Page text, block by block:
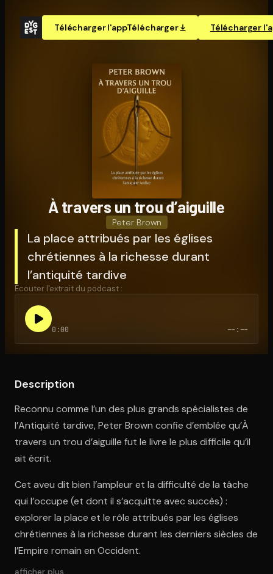
Télécharger l'appTélécharger Télécharger
Ouvre l'app Appareil photo, pointe sur le code. C'est gratuit à
À travers un trou d’aiguille
Peter Brown
La place attribués par les églises
chrétiennes à la richesse durant
l’antiquité tardive
Écouter l'extrait du podcast :
0:00 --:--
Description
Reconnu comme l’un des plus grands spécialistes de
l’Antiquité tardive, Peter Brown confie d’emblée qu’À
travers un trou d’aiguille fut le livre le plus difficile qu’il
ait écrit.
Cet aveu dit bien l’ampleur et la difficulté de la tâche
qui l’occupe (et dont il s’acquitte avec succès) :
explorer la place et le rôle attribués par les églises
chrétiennes à la richesse durant les derniers siècles de
l’Empire romain en Occident.
afficher plus